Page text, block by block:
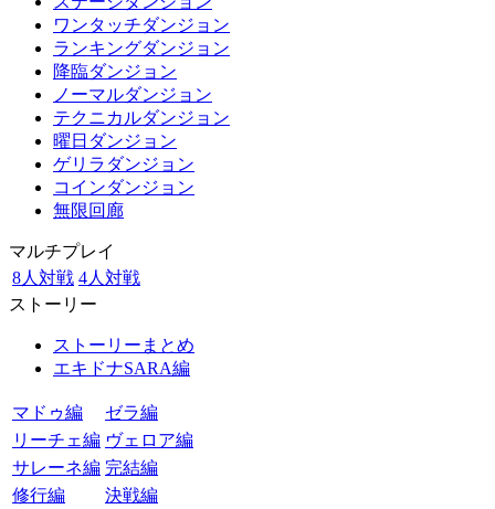
ワンタッチダンジョン
ランキングダンジョン
降臨ダンジョン
ノーマルダンジョン
テクニカルダンジョン
曜日ダンジョン
ゲリラダンジョン
コインダンジョン
無限回廊
マルチプレイ
8人対戦 4人対戦
ストーリー
ストーリーまとめ
エキドナSARA編
マドゥ編
ゼラ編
リーチェ編 ヴェロア編
サレーネ編 完結編
修行編
決戦編